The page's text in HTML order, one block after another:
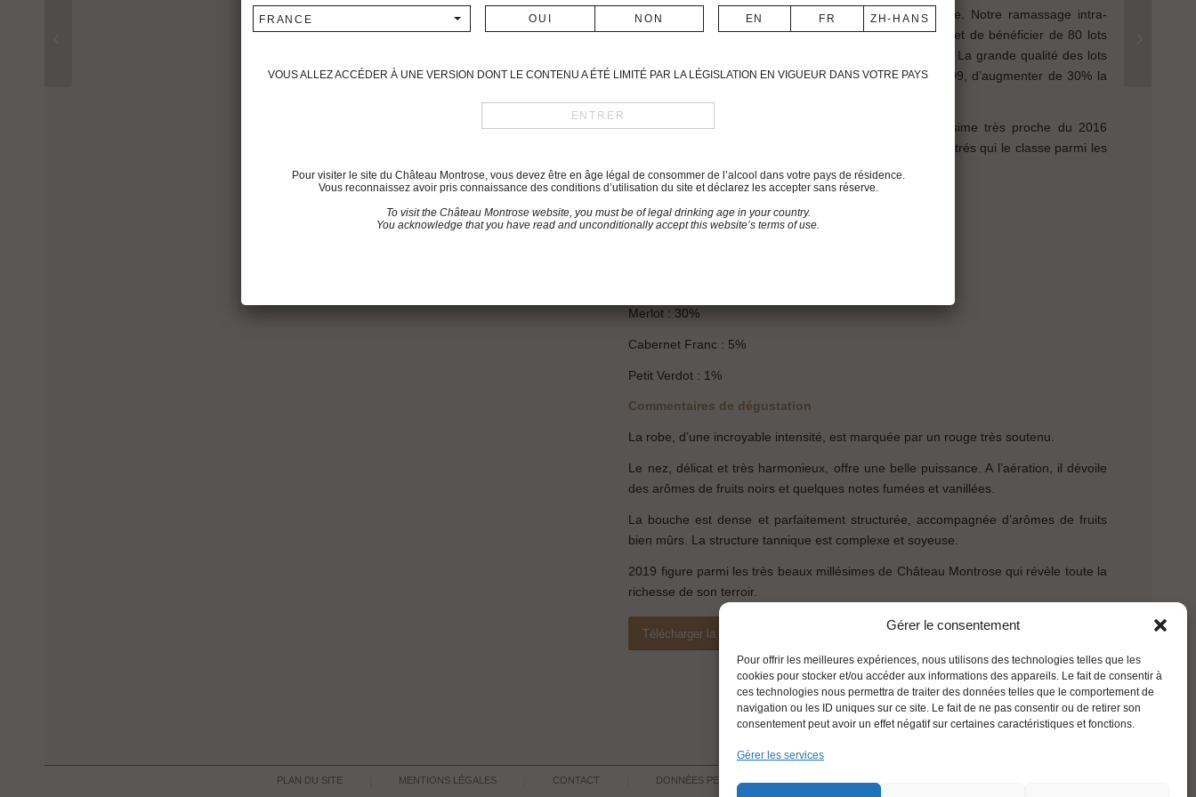
Gérer le consentement
Pour offrir les meilleures expériences, nous utilisons des technologies telles que les
cookies pour stocker et/ou accéder aux informations des appareils. Le fait de consentir à
ces technologies nous permettra de traiter des données telles que le comportement de
navigation ou les ID uniques sur ce site. Le fait de ne pas consentir ou de retirer son
consentement peut avoir un effet négatif sur certaines caractéristiques et fonctions.
Gérer les services
conditions en dépit de quelques pluies par intermittence. Notre ramassage intra-
parcellaire suivi d’une vinification sur mesure nous permet de bénéficier de 80 lots
de goutte et de 7 lots de presse pour nos assemblages. La grande qualité des lots
de Merlot nous permet cette année, à l’identique de 2009, d’augmenter de 30% la
Les premières dégustations laissent présager un millésime très proche du 2016
avec une belle matière aux tanins mûrs, précis et concentrés qui le classe parmi les
grands millésimes de Montrose.
19 septembre – 8 octobre
Merlot : 30%
Cabernet Franc : 5%
Petit Verdot : 1%
Commentaires de dégustation
La robe, d’une incroyable intensité, est marquée par un rouge très soutenu.
Le nez, délicat et très harmonieux, offre une belle puissance. A l’aération, il dévoile
des arômes de fruits noirs et quelques notes fumées et vanillées.
La bouche est dense et parfaitement structurée, accompagnée d’arômes de fruits
bien mûrs. La structure tannique est complexe et soyeuse.
2019 figure parmi les très beaux millésimes de Château Montrose qui révèle toute la
richesse de son terroir.
Télécharger la fiche technique
PLAN DU SITE MENTIONS LÉGALES CONTACT DONNÉES PERSONNELLES
FRANCE
VOUS ALLEZ ACCÉDER À UNE VERSION DONT LE CONTENU A ÉTÉ LIMITÉ PAR LA LÉGISLATION EN VIGUEUR DANS VOTRE PAYS
Pour visiter le site du Château Montrose, vous devez être en âge légal de consommer de l’alcool dans votre pays de résidence.
Vous reconnaissez avoir pris connaissance des conditions d’utilisation du site et déclarez les accepter sans réserve.
To visit the Château Montrose website, you must be of legal drinking age in your country.
You acknowledge that you have read and unconditionally accept this website’s terms of use.